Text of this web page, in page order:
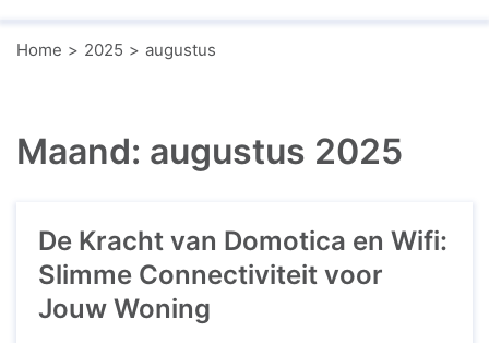
Home 2025 augustus
Maand: augustus 2025
De Kracht van Domotica en Wifi:
Slimme Connectiviteit voor
Jouw Woning